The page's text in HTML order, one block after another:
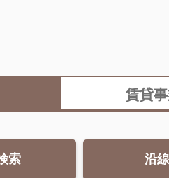
賃貸
索 沿